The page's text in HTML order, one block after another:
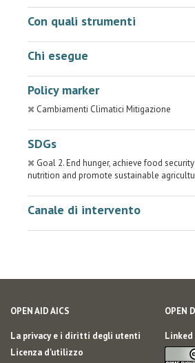
Con quali strumenti
Chi esegue
Policy marker
Cambiamenti Climatici Mitigazione
SDGs
Goal 2. End hunger, achieve food
nutrition and promote sustainable
Canale di intervento
OPEN AID AICS
La privacy e i diritti degli utenti
Licenza d'utilizzo
OPEN
Linked